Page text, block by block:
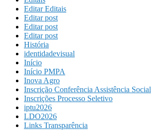
Editar Editais
Editar post
Editar post
Editar post
História
identidadevisual
Início
Início PMPA
Inova Agro
Inscrição Conferência Assistência Social
Inscrições Processo Seletivo
iptu2026
LDO2026
Links Transparência